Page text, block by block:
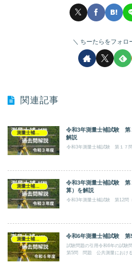
ちーたらをフォロ
関連記事
測量士補試験
令和3年測量士補試験 第
解説
令和3年測量士補試験 第１７
測量士補試験
令和3年測量士補試験 第
算）を解説
令和3年測量士補試験 第12問
測量士補試験
令和6年測量士補試験 第
試験問題の引用令和6年の試験
第5問 問題 公共測量における